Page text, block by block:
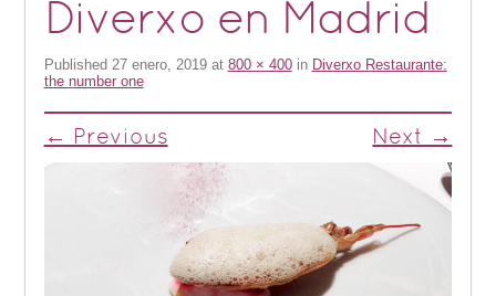
Diverxo en Madrid
Published 27 enero, 2019at 800 × 400in Diverxo Restaurante:
the number one
← Previous Next →